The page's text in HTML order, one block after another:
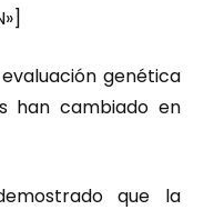
genética
han cambiado en
que la